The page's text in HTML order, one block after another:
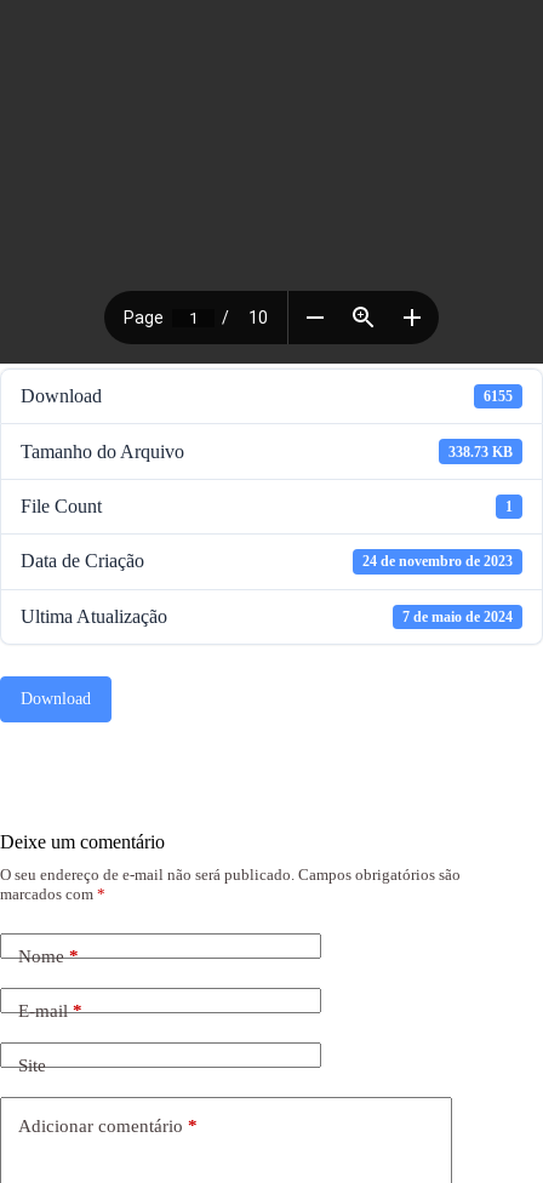
Download 6155
Tamanho do Arquivo 338.73 KB
File Count 1
Data de Criação 24 de novembro de 2023
Ultima Atualização 7 de maio de 2024
Download
Deixe um comentário
O seu endereço de e-mail não será publicado. Campos obrigatórios são
marcados com *
Nome*
E-mail*
Site
Adicionar comentário *